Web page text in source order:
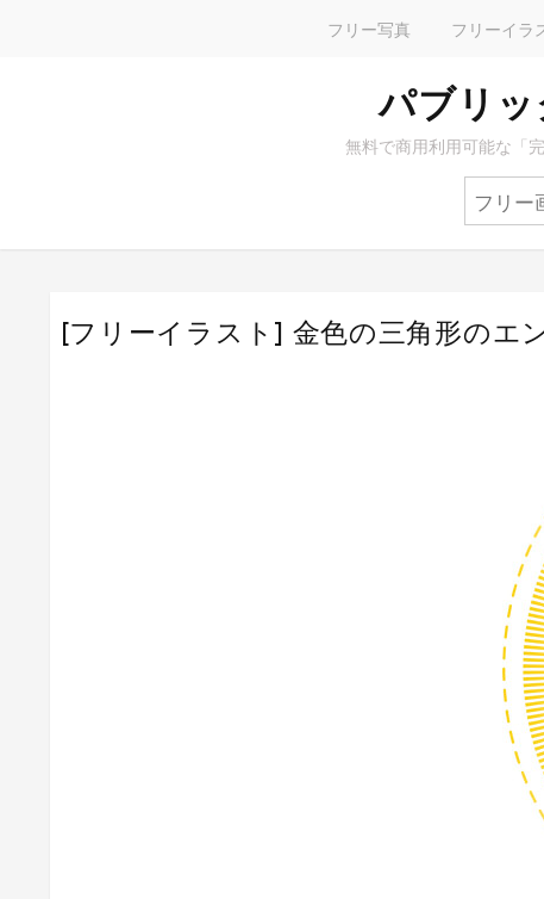
フリー写真 フリーイラ
パブリッ
無料で商用利用可能な「
[フリーイラスト] 金色の三角形のエ